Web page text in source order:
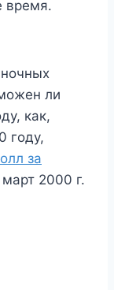
время.
ли
как,
году,
за
2000 г.